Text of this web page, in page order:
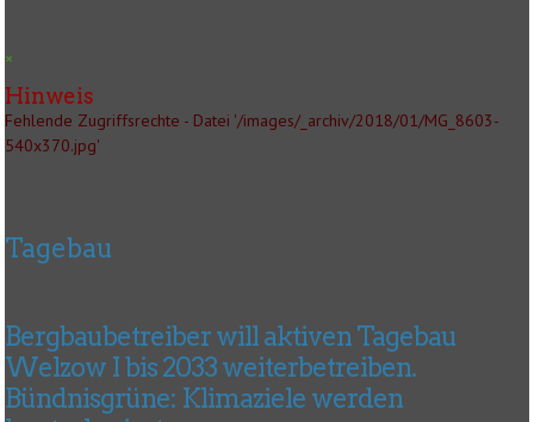
×
Hinweis
Fehlende Zugriffsrechte - Datei '/images/_archiv/2018/01/MG_8603-
540x370.jpg'
Tagebau
Bergbaubetreiber will aktiven Tagebau
Welzow I bis 2033 weiterbetreiben.
Bündnisgrüne: Klimaziele werden